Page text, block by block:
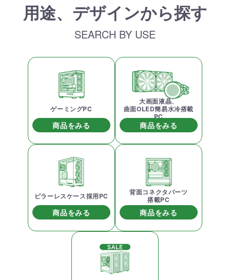
用途、デザインから探す
SEARCH BY USE
ゲーミングPC
商品をみる
大画面液晶、
曲面OLED簡易水冷搭載
PC
商品をみる
ピラーレスケース採用PC
商品をみる
背面コネクタパーツ
搭載PC
商品をみる